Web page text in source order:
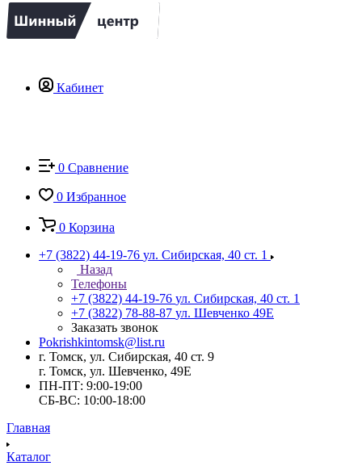
Кабинет
0 Сравнение
0 Избранное
0 Корзина
+7 (3822) 44-19-76 ул. Сибирская, 40 ст. 1
Назад
Телефоны
+7 (3822) 44-19-76 ул. Сибирская, 40 ст. 1
+7 (3822) 78-88-87 ул. Шевченко 49Е
Заказать звонок
Pokrishkintomsk@list.ru
г. Томск, ул. Сибирская, 40 ст. 9
г. Томск, ул. Шевченко, 49Е
ПН-ПТ: 9:00-19:00
СБ-ВС: 10:00-18:00
Главная
Каталог